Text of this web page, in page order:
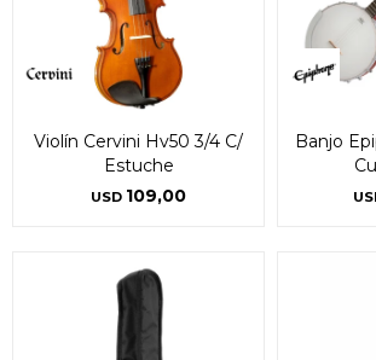
Violín Cervini Hv50 3/4 C/
Estuche
USD 109,00
Banjo